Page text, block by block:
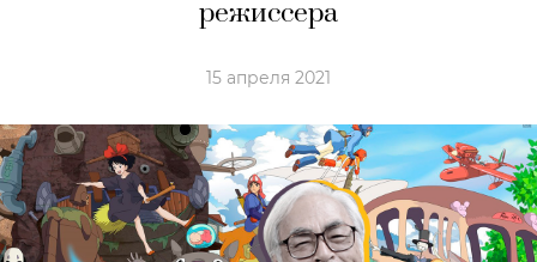
режиссера
15 апреля 2021